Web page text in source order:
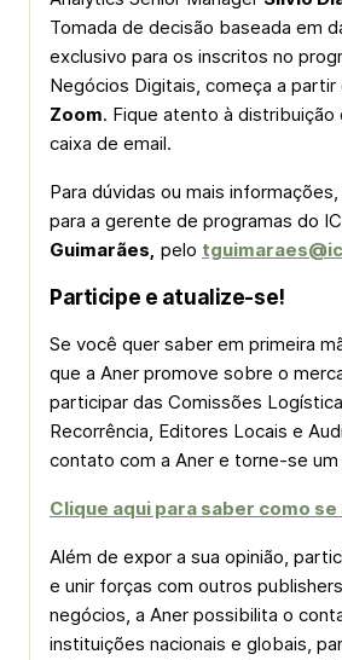
Tomada de decisão baseada em
exclusivo para os inscritos no
Negócios Digitais, começa a partir
Zoom. Fique atento à distribuição
caixa de email.
Para dúvidas ou mais
para a gerente de programas do
Guimarães, pelo
Participe e atualize-se!
Se você quer saber em primeira
que a Aner promove sobre o
participar das Comissões
Recorrência, Editores Locais e
contato com a Aner e torne-se um
Clique aqui para saber como
Além de expor a sua opinião,
e unir forças com outros
negócios, a Aner possibilita o
instituições nacionais e globais,